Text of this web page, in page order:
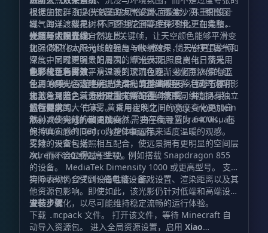
视觉加工。 加入光线追踪风格的水面反射，并重新设计
雾气的过渡效果。 不同环境之间的色彩变化更加柔和，
使场景切换显得自然连贯。
根据生物群系提供专属的大气设置，覆盖沙漠、积雪区
域、海洋、樱花树林、苍白花园等多种环境。 在完整昼
夜循环中设置 15 个以上关键帧，让天空颜色能够平滑变
化。 改进 Rayleigh 散射与 Mie 散射，使天空更具空间
深度，同时增强太阳周围的辉光表现。 日出与日落采用
电影化色彩过渡，从温暖的琥珀色逐渐变化至浓郁的红
色。 夜晚以深蓝色月光为主，配合鲜明天空色彩与体积
化蓝色月光，营造出更加丰富的夜间氛围。
光照与太阳光线
加强体积化太阳光线的强度与散射效果，让光柱在雾气和
空气中呈现更明显的层次。 优化太阳照度变化，使光线
能够从金色白昼平滑过渡到深沉夜晚。 夜间加入带有蓝
色调的月光，为环境提供柔和的基础照明。 针对下界、
末地与深暗之域分别设置光照配置，使不同维度拥有独立
的视觉氛围。 白天、黄昏与夜晚之间的亮度变化更加自
然，减少突兀的画面跳变。
色彩校正与雾效
使用 ACES 色调映射，让高光呈现温暖色彩，同时为阴影
加入冷调蓝色。 根据生物群系调整体积雾，并加入带有
蓝色倾向的大气薄雾。 采用定制化 Henyey-Greenstein
散射，使光线扩散更加自然。 白平衡设置为 6400K，在
保持真实感的同时，为整体画面带来适度温暖的观感。
雾效、天空与光照相互配合，使远景拥有更明显的空间层
次，而不会显得过于生硬。
运行要求
Xiao Reimagined Reborn 需要在启用 Vibrant Visuals
的 Minecraft Bedrock/PE 中运行。
支持的设备包括：
Adreno 640 或更高型号，例如搭载 Snapdragon 855
的设备。 MediaTek Dimensity 1000 或更高型号。 支
持 DirectX 12 FL11 的电脑设备。
实际表现仍会受到设备性能、游戏设置、渲染距离以及其
他资源包影响。即使如此，该光影仍针对低端和高端设备
进行了优化，以尽可能维持稳定流畅的运行体验。
安装步骤
下载 .mcpack 文件。 打开该文件，等待 Minecraft 自
动导入资源包。 进入全局资源设置，启用 Xiao